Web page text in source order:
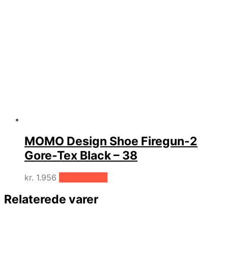
MOMO Design Shoe Firegun-2
Gore-Tex Black – 38
kr. 1.956
Relaterede varer